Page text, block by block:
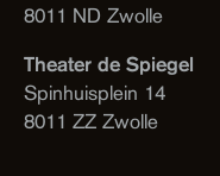
8011 ND Zwolle
Theater de Spiegel
Spinhuisplein 14
8011 ZZ Zwolle